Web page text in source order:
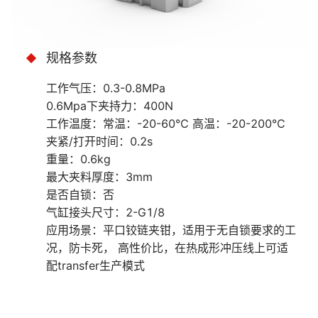
规格参数
工作气压：0.3-0.8MPa
0.6Mpa下夹持力：400N
工作温度：常温：-20-60℃ 高温：-20-200℃
夹紧/打开时间：0.2s
重量：0.6kg
最大夹料厚度：3mm
是否自锁：否
气缸接头尺寸：2-G1/8
应用场景：平口铰链夹钳，适用于无自锁要求的工
况，防卡死， 高性价比，在热成形冲压线上可适
配transfer生产模式